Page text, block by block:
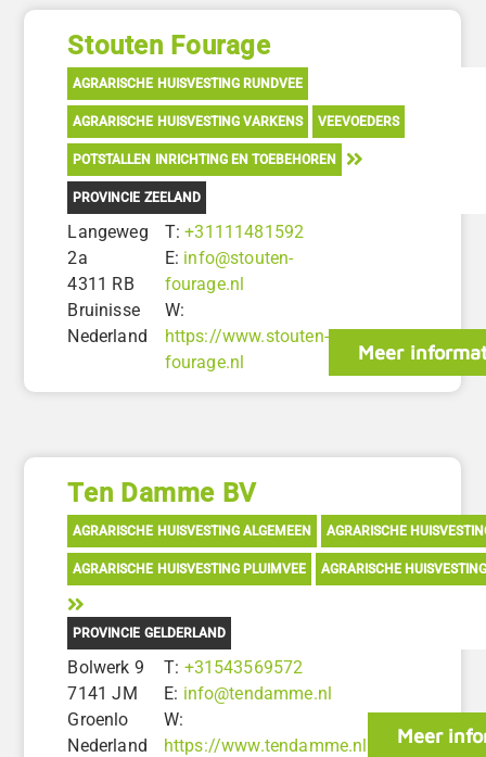
Stouten Fourage
AGRARISCHE HUISVESTING RUNDVEE
AGRARISCHE HUISVESTING VARKENS VEEVOEDERS
POTSTALLEN INRICHTING EN TOEBEHOREN
PROVINCIE ZEELAND
Langeweg
2a
4311 RB
Bruinisse
Nederland
T:+31111481592
E: info@stouten-
fourage.nl
W:
https://www.stouten-
fourage.nl
Meer
Ten Damme BV
AGRARISCHE HUISVESTING ALGEMEEN AGRARISCHE
AGRARISCHE HUISVESTING PLUIMVEE AGRARISCHE
PROVINCIE GELDERLAND
Bolwerk 9
7141 JM
Groenlo
Nederland
T: +31543569572
E: info@tendamme.nl
W:
https://www.tendamme.nl
Meer